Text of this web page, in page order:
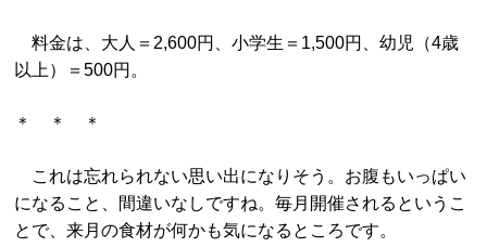
料金は、大人＝2,600円、小学生＝1,500円、幼児（4歳
以上）＝500円。
＊ ＊ ＊
これは忘れられない思い出になりそう。お腹もいっぱい
になること、間違いなしですね。毎月開催されるというこ
とで、来月の食材が何かも気になるところです。